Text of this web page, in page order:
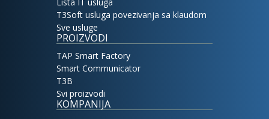
T3Soft usluga povezivanja sa klaudom
Sve usluge
PROIZVODI
TAP Smart Factory
Smart Communicator
T3B
Svi proizvodi
KOMPANIJA